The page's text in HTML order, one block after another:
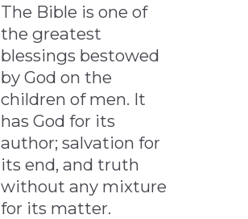
The Bible is one of
the greatest
blessings bestowed
by God on the
children of men. It
has God for its
author; salvation for
its end, and truth
without any mixture
for its matter.